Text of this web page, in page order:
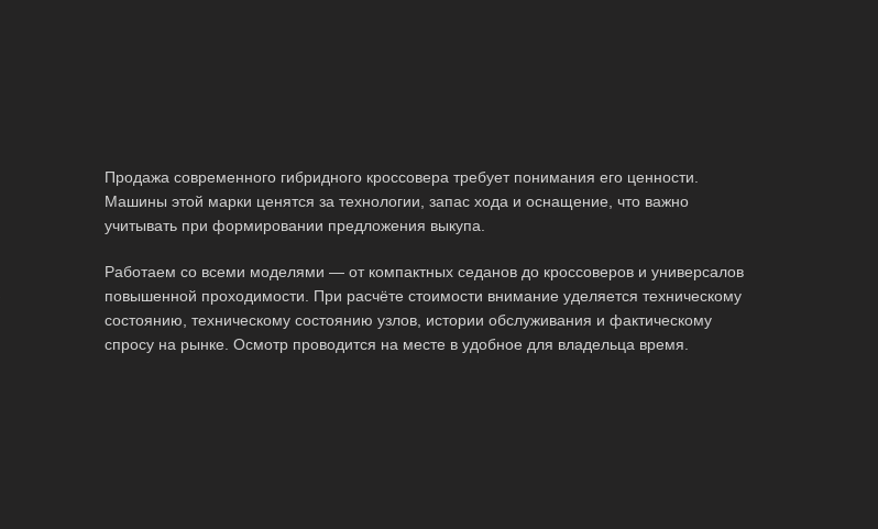
Продажа современного гибридного кроссовера требует понимания его ценности.
Машины этой марки ценятся за технологии, запас хода и оснащение, что важно
учитывать при формировании предложения выкупа.
Работаем со всеми моделями — от компактных седанов до кроссоверов и универсалов
повышенной проходимости. При расчёте стоимости внимание уделяется техническому
состоянию, техническому состоянию узлов, истории обслуживания и фактическому
спросу на рынке. Осмотр проводится на месте в удобное для владельца время.